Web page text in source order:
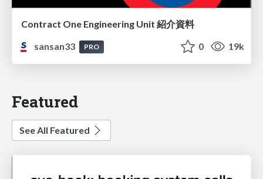
Contract One Engineering Unit 紹介資料
sansan33
PRO 0 19k
Featured
See All Featured